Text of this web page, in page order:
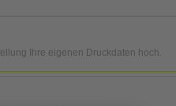
Ihre eigenen Druckdaten hoch.